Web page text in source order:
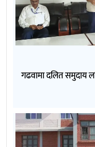
गढवामा दलित समुदाय